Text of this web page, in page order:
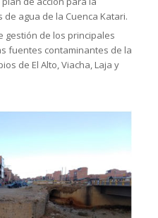
agua de la Cuenca Katari.
gestión de los principales
fuentes contaminantes de la
de El Alto, Viacha, Laja y